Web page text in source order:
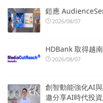
鎧應
2026/08/07
HDBank 取得越
2026/08/07
創智動能強化AI
邀分享AI時代投